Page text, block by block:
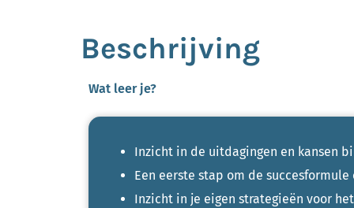
Beschrijving
Wat leer je?
Inzicht in de uitdagingen en kansen
Een eerste stap om de
Inzicht in je eigen strategieën voor